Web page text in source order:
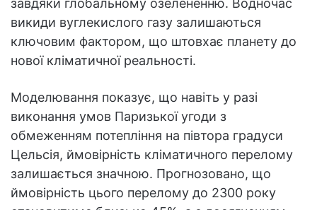
завдяки глобальному озелененню. Водночас
викиди вуглекислого газу залишаються
ключовим фактором, що штовхає планету до
нової кліматичної реальності.
Моделювання показує, що навіть у разі
виконання умов Паризької угоди з
обмеженням потепління на півтора градуси
Цельсія, ймовірність кліматичного перелому
залишається значною. Прогнозовано, що
ймовірність цього перелому до 2300 року